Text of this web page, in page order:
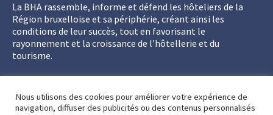
La BHA rassemble, informe et défend les hôteliers de la
Région bruxelloise et sa périphérie, créant ainsi les
conditions de leur succès, tout en favorisant le
rayonnement et la croissance de l'hôtellerie et du
tourisme.
Nous utilisons des cookies pour améliorer votre expérience de
navigation, diffuser des publicités ou des contenus personnalisés